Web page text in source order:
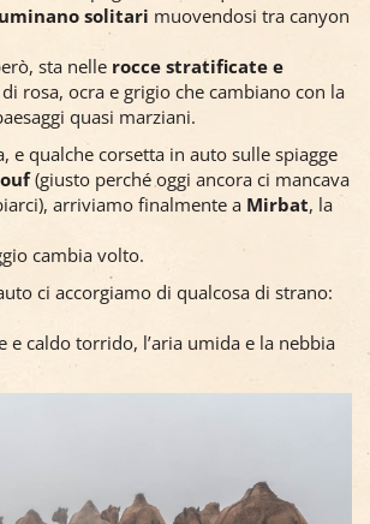
e spoglio, abitato quasi solo da
solitari
muovendosi tra canyon
sta nellerocce stratificate e
rosa, ocra e grigio che cambiano con la
quasi marziani.
e qualche corsetta in auto sulle spiagge